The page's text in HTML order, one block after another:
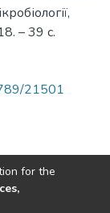
– 39 с.
21501
for the